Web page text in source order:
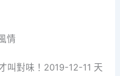
情
叫對味！2019-12-11 天